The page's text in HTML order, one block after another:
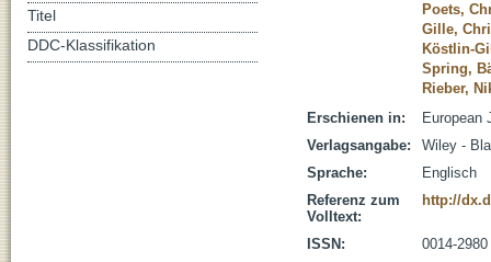
Poets,
Gille,
Köstlin-
Spring,
Rieber,
Erschienen in:
European
Verlagsangabe:
Wiley -
Sprache:
Englisch
Referenz zum
Volltext:
http://
ISSN:
0014-2980
Titel
DDC-Klassifikation